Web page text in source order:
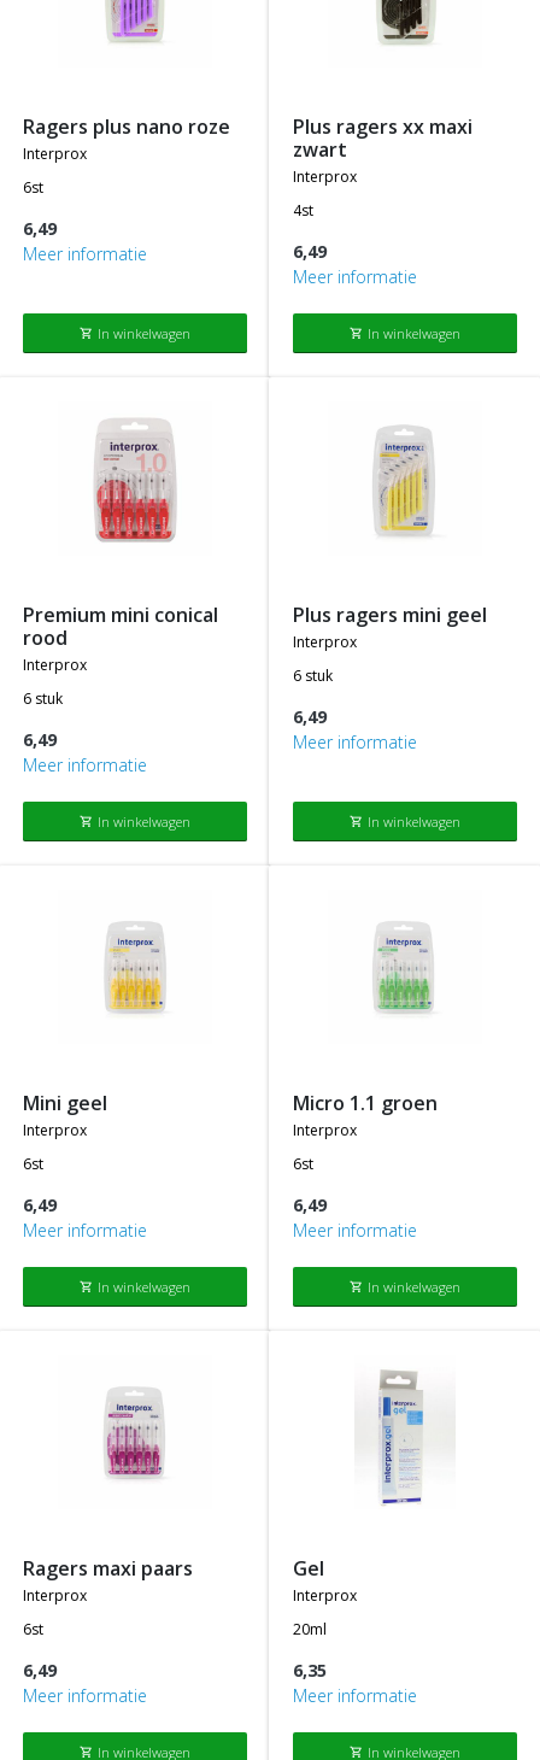
ragers plus nano roze
interprox
6st
6,49
Meer informatie
shopping_cart In winkelwagen
plus ragers xx maxi
zwart
interprox
4st
6,49
Meer informatie
shopping_cart In winkelwagen
premium mini conical
rood
interprox
6 stuk
6,49
Meer informatie
shopping_cart In winkelwagen
plus ragers mini geel
interprox
6 stuk
6,49
Meer informatie
shopping_cart In winkelwagen
mini geel
interprox
6st
6,49
Meer informatie
shopping_cart In winkelwagen
micro 1.1 groen
interprox
6st
6,49
Meer informatie
shopping_cart In winkelwagen
ragers maxi paars
interprox
6st
6,49
Meer informatie
shopping_cart In winkelwagen
gel
interprox
20ml
6,35
Meer informatie
shopping_cart In winkelwagen